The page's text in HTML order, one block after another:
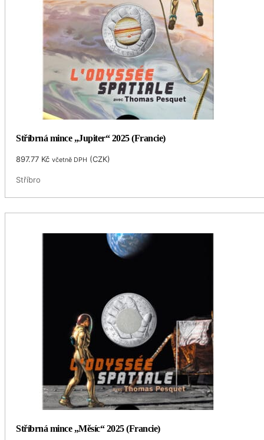
Stříbrná mince „Jupiter“ 2025 (Francie)
897.77 Kč včetně DPH (CZK)
Stříbro
Stříbrná mince „Měsíc“ 2025 (Francie)